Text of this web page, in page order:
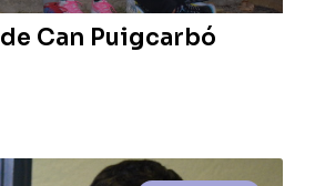
Can Puigcarbó